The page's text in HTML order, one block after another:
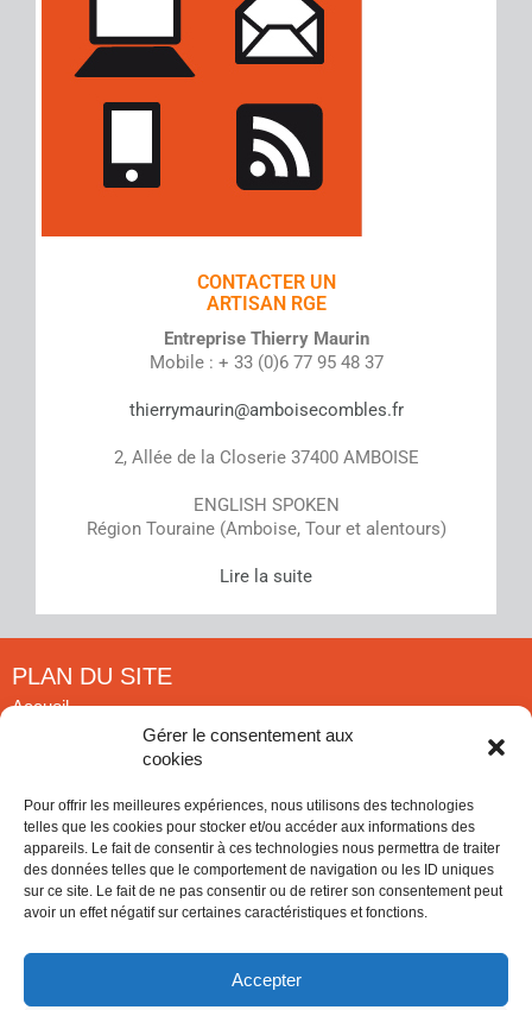
Gérer le consentement aux
cookies
Pour offrir les meilleures expériences, nous utilisons des technologies
telles que les cookies pour stocker et/ou accéder aux informations des
appareils. Le fait de consentir à ces technologies nous permettra de traiter
des données telles que le comportement de navigation ou les ID uniques
sur ce site. Le fait de ne pas consentir ou de retirer son consentement peut
avoir un effet négatif sur certaines caractéristiques et fonctions.
Accepter
CONTACTER UN
ARTISAN RGE
Entreprise Thierry Maurin
Mobile : + 33 (0)6 77 95 48 37
thierrymaurin@amboisecombles.fr
2, Allée de la Closerie 37400 AMBOISE
ENGLISH SPOKEN
Région Touraine (Amboise, Tour et alentours)
Lire la suite
PLAN DU SITE
Accueil
Aménagement de combles
Rénovation immobilière
Références
Contact artisan RGE
À PROPOS
Amboise Combles, l’aménagement de combles, la rénovation
Touraine, à Amboise, Tour et aux alentours.
Assurance décennale et responsabilité civile professionnelle